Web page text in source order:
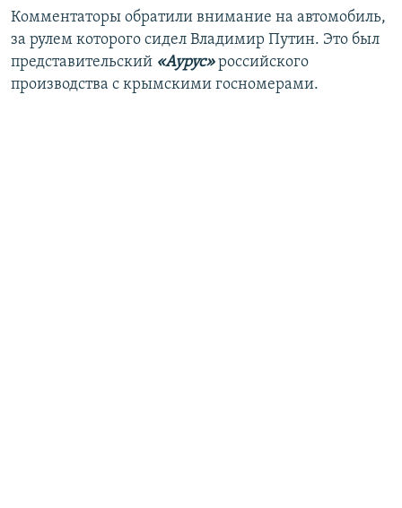
Комментаторы обратили внимание на автомобиль,
за рулем которого сидел Владимир Путин. Это был
представительский «Аурус»российского
производства с крымскими госномерами.